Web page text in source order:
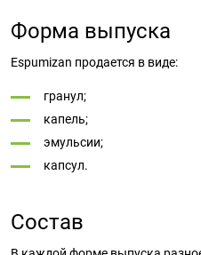
Форма выпуска
Espumizan продается в виде:
гранул;
капель;
эмульсии;
капсул.
Состав